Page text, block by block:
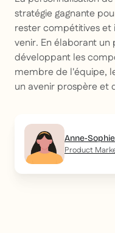
stratégie gagnante
rester compétitives et
venir. En élaborant
développant les
membre de l'équipe,
un avenir prospère et
Anne-
Product